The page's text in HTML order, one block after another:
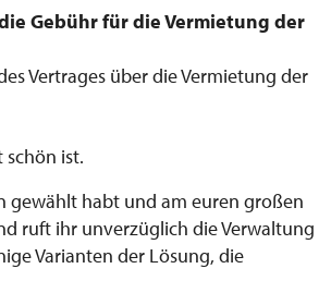
Gebühr für die Vermietung der
Vertrages über die Vermietung der
ist.
gewählt habt und am euren großen
ruft ihr unverzüglich die Verwaltung
Varianten der Lösung, die